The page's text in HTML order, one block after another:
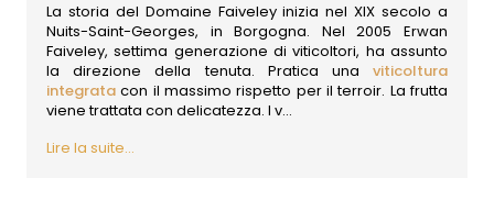
La storia del Domaine Faiveley inizia nel XIX secolo a
Nuits-Saint-Georges, inBorgogna. Nel 2005 Erwan
Faiveley, settima generazione di viticoltori, ha assunto
la direzione della tenuta. Pratica una viticoltura
integrata con il massimo rispetto per il terroir. La frutta
viene trattata con delicatezza. I v...
Lire la suite...